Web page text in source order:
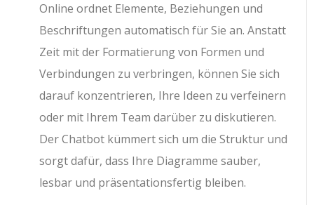
Online ordnet Elemente, Beziehungen und
Beschriftungen automatisch für Sie an. Anstatt
Zeit mit der Formatierung von Formen und
Verbindungen zu verbringen, können Sie sich
darauf konzentrieren, Ihre Ideen zu verfeinern
oder mit Ihrem Team darüber zu diskutieren.
Der Chatbot kümmert sich um die Struktur und
sorgt dafür, dass Ihre Diagramme sauber,
lesbar und präsentationsfertig bleiben.